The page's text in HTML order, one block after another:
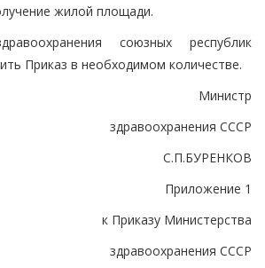
жилой площади.
союзных республик
Приказ в необходимом количестве.
Министр
здравоохранения СССР
С.П.БУРЕНКОВ
Приложение 1
к Приказу Министерства
здравоохранения СССР